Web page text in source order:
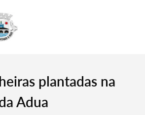
plantadas na
Adua